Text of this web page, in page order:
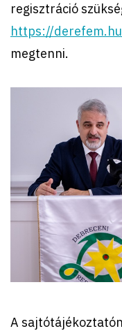
regisztráció
https://
megtenni.
A